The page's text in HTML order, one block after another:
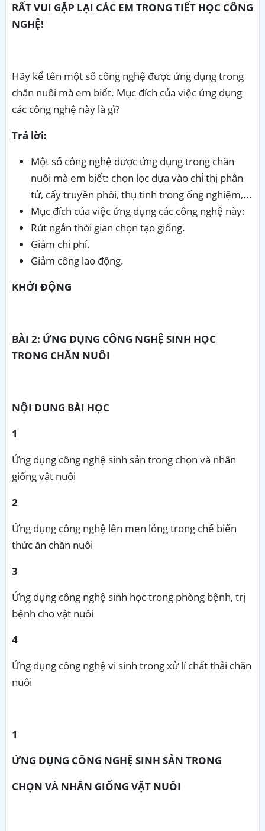
RẤT VUI GẶP LẠI CÁC EM TRONG TIẾT HỌC CÔNG
NGHỆ!
Hãy kể tên một số công nghệ được ứng dụng trong
chăn nuôi mà em biết. Mục đích của việc ứng dụng
các công nghệ này là gì?
Trả lời:
Một số công nghệ được ứng dụng trong chăn
nuôi mà em biết: chọn lọc dựa vào chỉ thị phân
tử, cấy truyền phôi, thụ tinh trong ống nghiệm,...
Mục đích của việc ứng dụng các công nghệ này:
Rút ngắn thời gian chọn tạo giống.
Giảm chi phí.
Giảm công lao động.
KHỞI ĐỘNG
BÀI 2: ỨNG DỤNG CÔNG NGHỆ SINH HỌC
TRONG CHĂN NUÔI
NỘI DUNG BÀI HỌC
1
Ứng dụng công nghệ sinh sản trong chọn và nhân
giống vật nuôi
2
Ứng dụng công nghệ lên men lỏng trong chế biến
thức ăn chăn nuôi
3
Ứng dụng công nghệ sinh học trong phòng bệnh, trị
bệnh cho vật nuôi
4
Ứng dụng công nghệ vi sinh trong xử lí chất thải chăn
nuôi
1
ỨNG DỤNG CÔNG NGHỆ SINH SẢN TRONG
CHỌN VÀ NHÂN GIỐNG VẬT NUÔI